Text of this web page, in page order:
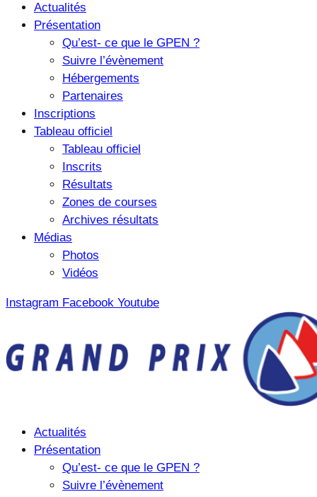
Actualités
Présentation
Qu’est- ce que le GPEN ?
Suivre l’évènement
Hébergements
Partenaires
Inscriptions
Tableau officiel
Tableau officiel
Inscrits
Résultats
Zones de courses
Archives résultats
Médias
Photos
Vidéos
Instagram Facebook Youtube
Actualités
Présentation
Qu’est- ce que le GPEN ?
Suivre l’évènement